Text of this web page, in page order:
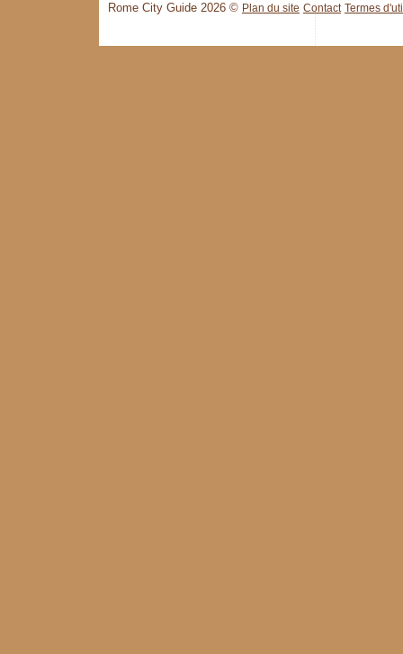
Rome City Guide 2026 © Plan du site Contact Termes